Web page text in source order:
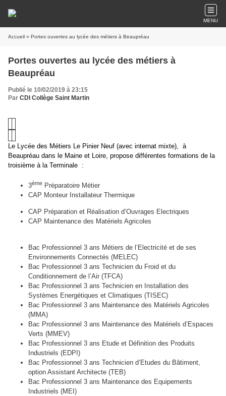
MENU
Accueil » Portes ouvertes au lycée des métiers à Beaupréau
Portes ouvertes au lycée des métiers à
Beaupréau
Publié le 10/02/2019 à 23:15
Par CDI Collège Saint Martin
Le Lycée des Métiers Le Pinier Neuf (avec internat mixte), à
Beaupréau dans le Maine et Loire, propose différentes formations de la
troisième à la Terminale :
3ème Préparatoire Métier
CAP Monteur Installateur Thermique
CAP Préparation et Réalisation d’Ouvrages Electriques
CAP Maintenance des Matériels Agricoles
Bac Professionnel 3 ans Métiers de l’Electricité et de ses
Environnements Connectés (MELEC)
Bac Professionnel 3 ans Technicien du Froid et du
Conditionnement de l’Air (TFCA)
Bac Professionnel 3 ans Technicien en Installation des
Systèmes Energétiques et Climatiques (TISEC)
Bac Professionnel 3 ans Maintenance des Matériels Agricoles
(MMA)
Bac Professionnel 3 ans Maintenance des Matériels d’Espaces
Verts (MMEV)
Bac Professionnel 3 ans Etude et Définition des Produits
Industriels (EDPI)
Bac Professionnel 3 ans Technicien d’Etudes du Bâtiment,
option Assistant Architecte (TEB)
Bac Professionnel 3 ans Maintenance des Equipements
Industriels (MEI)